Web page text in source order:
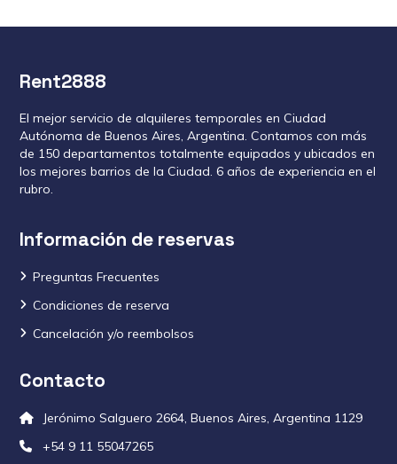
Rent2888
El mejor servicio de alquileres temporales en Ciudad
Autónoma de Buenos Aires, Argentina. Contamos con más
de 150 departamentos totalmente equipados y ubicados en
los mejores barrios de la Ciudad. 6 años de experiencia en el
rubro.
Información de reservas
Preguntas Frecuentes
Condiciones de reserva
Cancelación y/o reembolsos
Contacto
Jerónimo Salguero 2664, Buenos Aires, Argentina 1129
+54 9 11 55047265